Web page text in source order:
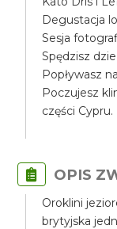
Degustacja
Sesja
Spędzisz
Popływasz
Poczujesz
części Cypru.
OPIS
Oroklini
brytyjska